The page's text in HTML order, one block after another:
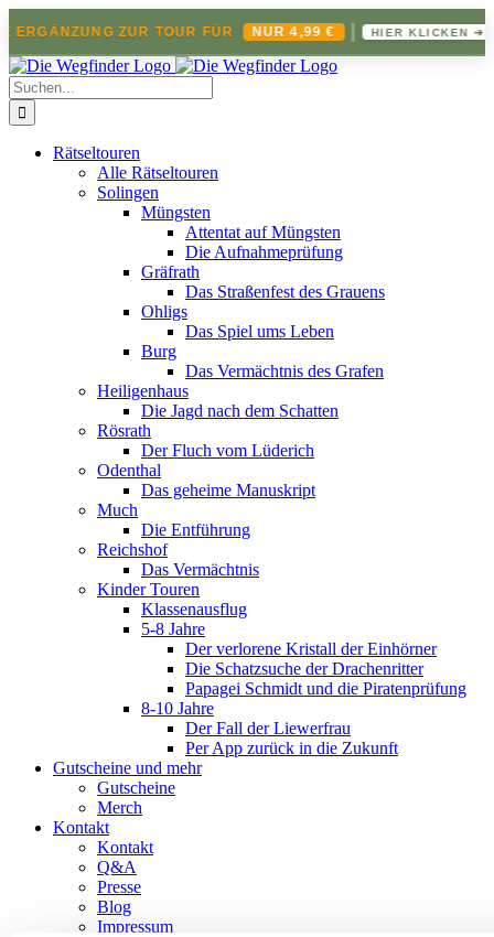
ERGÄNZUNG ZUR TOUR FÜR NUR 4,99 € | HIER KLICKEN ➔
Zum
Inhalt
springen
Suche
nach:
Rätseltouren
Alle Rätseltouren
Solingen
Müngsten
Attentat auf Müngsten
Die Aufnahmeprüfung
Gräfrath
Das Straßenfest des Grauens
Ohligs
Das Spiel ums Leben
Burg
Das Vermächtnis des Grafen
Heiligenhaus
Die Jagd nach dem Schatten
Rösrath
Der Fluch vom Lüderich
Odenthal
Das geheime Manuskript
Much
Die Entführung
Reichshof
Das Vermächtnis
Kinder Touren
Klassenausflug
5-8 Jahre
Der verlorene Kristall der Einhörner
Die Schatzsuche der Drachenritter
Papagei Schmidt und die Piratenprüfung
8-10 Jahre
Der Fall der Liewerfrau
Per App zurück in die Zukunft
Gutscheine und mehr
Gutscheine
Merch
Kontakt
Kontakt
Q&A
Presse
Blog
Impressum